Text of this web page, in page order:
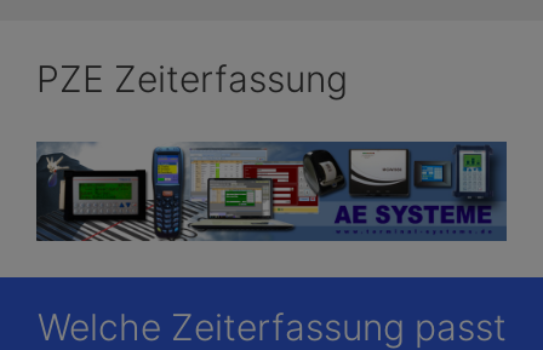
PZE Zeiterfassung
Welche Zeiterfassung passt